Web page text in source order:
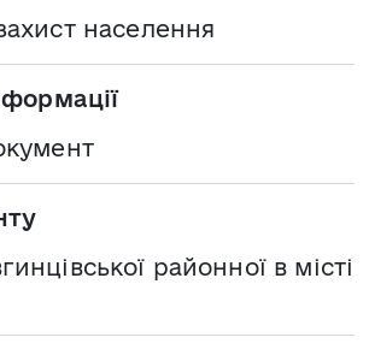
населення
районної в місті